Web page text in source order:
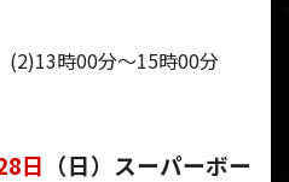
時00分～15時00分
日 （日）スーパーボー